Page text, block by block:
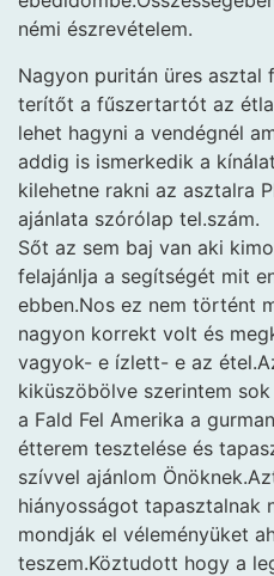
némi észrevételem.
Nagyon puritán üres asztal
terítőt a fűszertartót az
lehet hagyni a vendégnél
addig is ismerkedik a
kilehetne rakni az asztalra
ajánlata szórólap tel.szám.
Sőt az sem baj van aki
felajánlja a segítségét mit
ebben.Nos ez nem történt
nagyon korrekt volt és
vagyok- e ízlett- e az
kiküszöbölve szerintem
a Fald Fel Amerika a
étterem tesztelése és
szívvel ajánlom
hiányosságot tapasztalnak
mondják el véleményüket
teszem.Köztudott hogy a